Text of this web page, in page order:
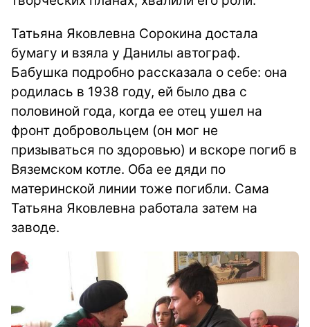
Татьяна Яковлевна Сорокина достала
бумагу и взяла у Данилы автограф.
Бабушка подробно рассказала о себе: она
родилась в 1938 году, ей было два с
половиной года, когда ее отец ушел на
фронт добровольцем (он мог не
призываться по здоровью) и вскоре погиб в
Вяземском котле. Оба ее дяди по
материнской линии тоже погибли. Сама
Татьяна Яковлевна работала затем на
заводе.